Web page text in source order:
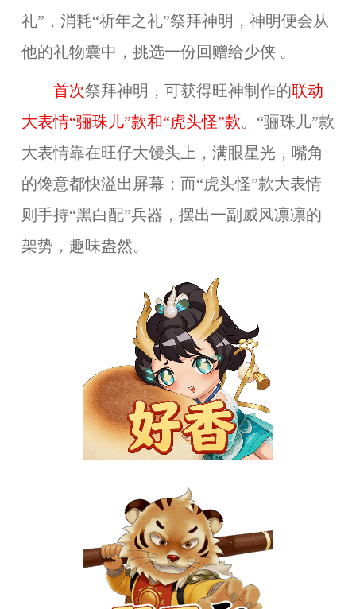
礼”，消耗“祈年之礼”祭拜神明，神明便会从
他的礼物囊中，挑选一份回赠给少侠 。
首次祭拜神明，可获得旺神制作的联动
大表情“骊珠儿”款和“虎头怪”款。“骊珠儿”款
大表情靠在旺仔大馒头上，满眼星光，嘴角
的馋意都快溢出屏幕；而“虎头怪”款大表情
则手持“黑白配”兵器，摆出一副威风凛凛的
架势，趣味盎然。